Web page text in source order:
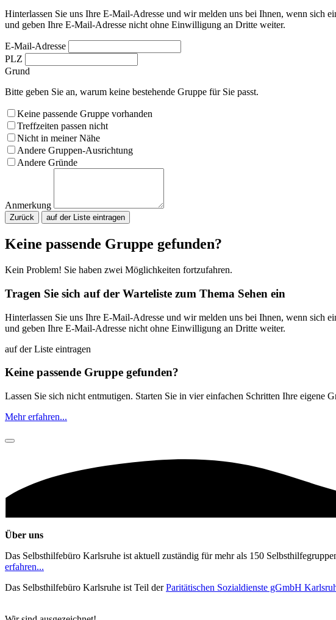
Hinterlassen Sie uns Ihre E-Mail-Adresse und wir melden uns bei Ihnen, wenn sich
und geben Ihre E-Mail-Adresse nicht ohne Einwilligung an Dritte weiter.
E-Mail-Adresse
PLZ
Grund
Bitte geben Sie an, warum keine bestehende Gruppe für Sie passt.
Keine passende Gruppe vorhanden
Treffzeiten passen nicht
Nicht in meiner Nähe
Andere Gruppen-Ausrichtung
Andere Gründe
Anmerkung
Zurück
Keine passende Gruppe gefunden?
Kein Problem! Sie haben zwei Möglichkeiten fortzufahren.
Tragen Sie sich auf der Warteliste zum Thema Sehen ein
Hinterlassen Sie uns Ihre E-Mail-Adresse und wir melden uns bei Ihnen, wenn sich
und geben Ihre E-Mail-Adresse nicht ohne Einwilligung an Dritte weiter.
auf der Liste eintragen
Keine passende Gruppe gefunden?
Lassen Sie sich nicht entmutigen. Starten Sie in vier einfachen Schritten Ihre eigene
Mehr erfahren...
Über uns
Das Selbsthilfebüro Karlsruhe ist aktuell zuständig für mehr als 150
erfahren...
Das Selbsthilfebüro Karlsruhe ist Teil derParitätischen Sozialdienste gGmbH